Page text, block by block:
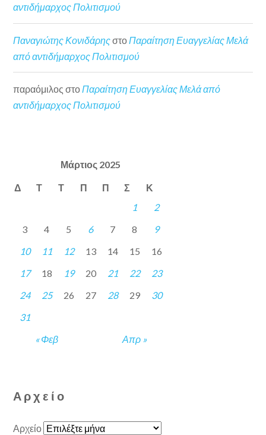
αντιδήμαρχος Πολιτισμού
Παναγιώτης Κονιδάρηςστο Παραίτηση Ευαγγελίας Μελά
από αντιδήμαρχος Πολιτισμού
παραόμιλος στο Παραίτηση Ευαγγελίας Μελά από
αντιδήμαρχος Πολιτισμού
Μάρτιος 2025
Δ Τ Τ Π Π Σ Κ
« Φεβ Απρ »
1
2
3
4 5 6 7 8
9
10
11 12 13 14 15
16
17
18 19 20 21 22
23
24
25 26 27 28 29
30
31
Αρχείο
Αρχείο